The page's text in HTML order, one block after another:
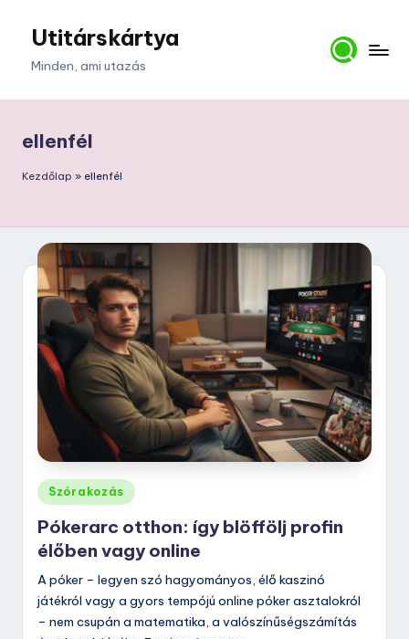
Utitárskártya
Minden, ami utazás
ellenfél
Kezdőlap » ellenfél
Posted
in
Szórakozás
Pókerarc otthon: így blöffölj profin
élőben vagy online
A póker – legyen szó hagyományos, élő kaszinó
játékról vagy a gyors tempójú online póker asztalokról
– nem csupán a matematika, a valószínűségszámítás